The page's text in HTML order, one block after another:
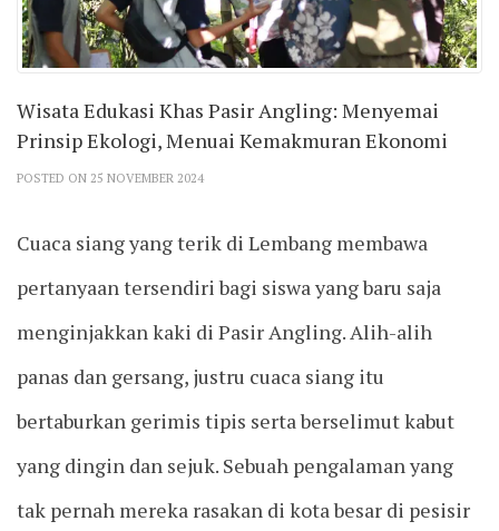
Wisata Edukasi Khas Pasir Angling: Menyemai
Prinsip Ekologi, Menuai Kemakmuran Ekonomi
POSTED ON 25 NOVEMBER 2024
Cuaca siang yang terik di Lembang membawa
pertanyaan tersendiri bagi siswa yang baru saja
menginjakkan kaki di Pasir Angling. Alih-alih
panas dan gersang, justru cuaca siang itu
bertaburkan gerimis tipis serta berselimut kabut
yang dingin dan sejuk. Sebuah pengalaman yang
tak pernah mereka rasakan di kota besar di pesisir